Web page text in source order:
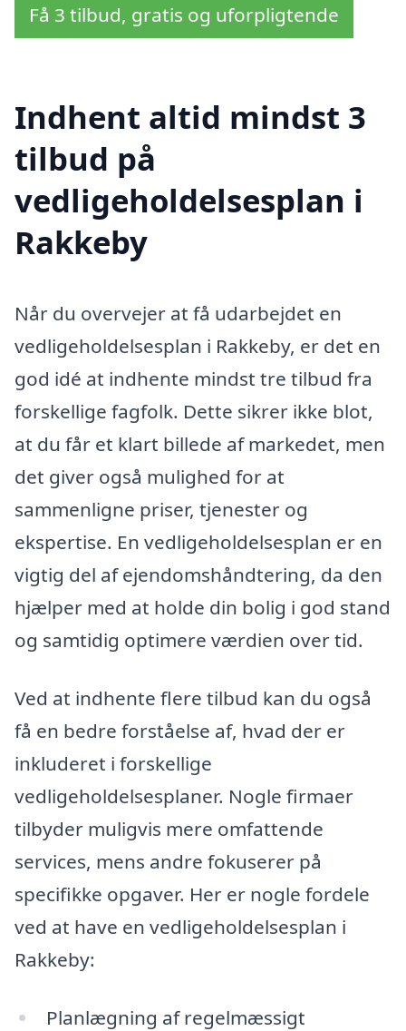
Få 3 tilbud, gratis og uforpligtende
Indhent altid mindst 3
tilbud på
vedligeholdelsesplan i
Rakkeby
Når du overvejer at få udarbejdet en
vedligeholdelsesplan i Rakkeby, er det en
god idé at indhente mindst tre tilbud fra
forskellige fagfolk. Dette sikrer ikke blot,
at du får et klart billede af markedet, men
det giver også mulighed for at
sammenligne priser, tjenester og
ekspertise. En vedligeholdelsesplan er en
vigtig del af ejendomshåndtering, da den
hjælper med at holde din bolig i god stand
og samtidig optimere værdien over tid.
Ved at indhente flere tilbud kan du også
få en bedre forståelse af, hvad der er
inkluderet i forskellige
vedligeholdelsesplaner. Nogle firmaer
tilbyder muligvis mere omfattende
services, mens andre fokuserer på
specifikke opgaver. Her er nogle fordele
ved at have en vedligeholdelsesplan i
Rakkeby:
Planlægning af regelmæssigt